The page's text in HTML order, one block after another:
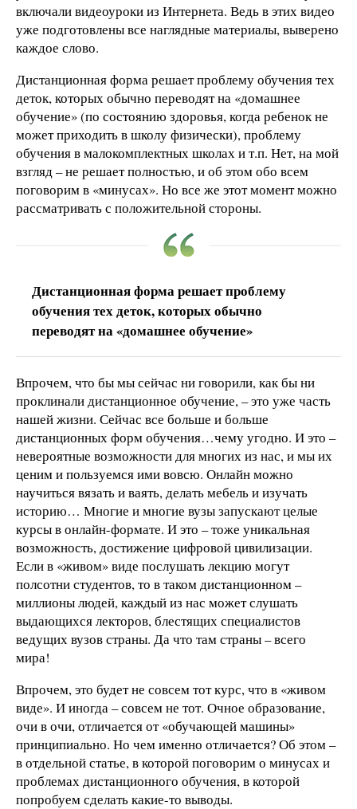
включали видеоуроки из Интернета. Ведь в этих видео
уже подготовлены все наглядные материалы, выверено
каждое слово.
Дистанционная форма решает проблему обучения тех
деток, которых обычно переводят на «домашнее
обучение» (по состоянию здоровья, когда ребенок не
может приходить в школу физически), проблему
обучения в малокомплектных школах и т.п. Нет, на мой
взгляд – не решает полностью, и об этом обо всем
поговорим в «минусах». Но все же этот момент можно
рассматривать с положительной стороны.
Дистанционная форма решает проблему
обучения тех деток, которых обычно
переводят на «домашнее обучение»
Впрочем, что бы мы сейчас ни говорили, как бы ни
проклинали дистанционное обучение, – это уже часть
нашей жизни. Сейчас все больше и больше
дистанционных форм обучения…чему угодно. И это –
невероятные возможности для многих из нас, и мы их
ценим и пользуемся ими вовсю. Онлайн можно
научиться вязать и ваять, делать мебель и изучать
историю… Многие и многие вузы запускают целые
курсы в онлайн-формате. И это – тоже уникальная
возможность, достижение цифровой цивилизации.
Если в «живом» виде послушать лекцию могут
полсотни студентов, то в таком дистанционном –
миллионы людей, каждый из нас может слушать
выдающихся лекторов, блестящих специалистов
ведущих вузов страны. Да что там страны – всего
мира!
Впрочем, это будет не совсем тот курс, что в «живом
виде». И иногда – совсем не тот. Очное образование,
очи в очи, отличается от «обучающей машины»
принципиально. Но чем именно отличается? Об этом –
в отдельной статье, в которой поговорим о минусах и
проблемах дистанционного обучения, в которой
попробуем сделать какие-то выводы.